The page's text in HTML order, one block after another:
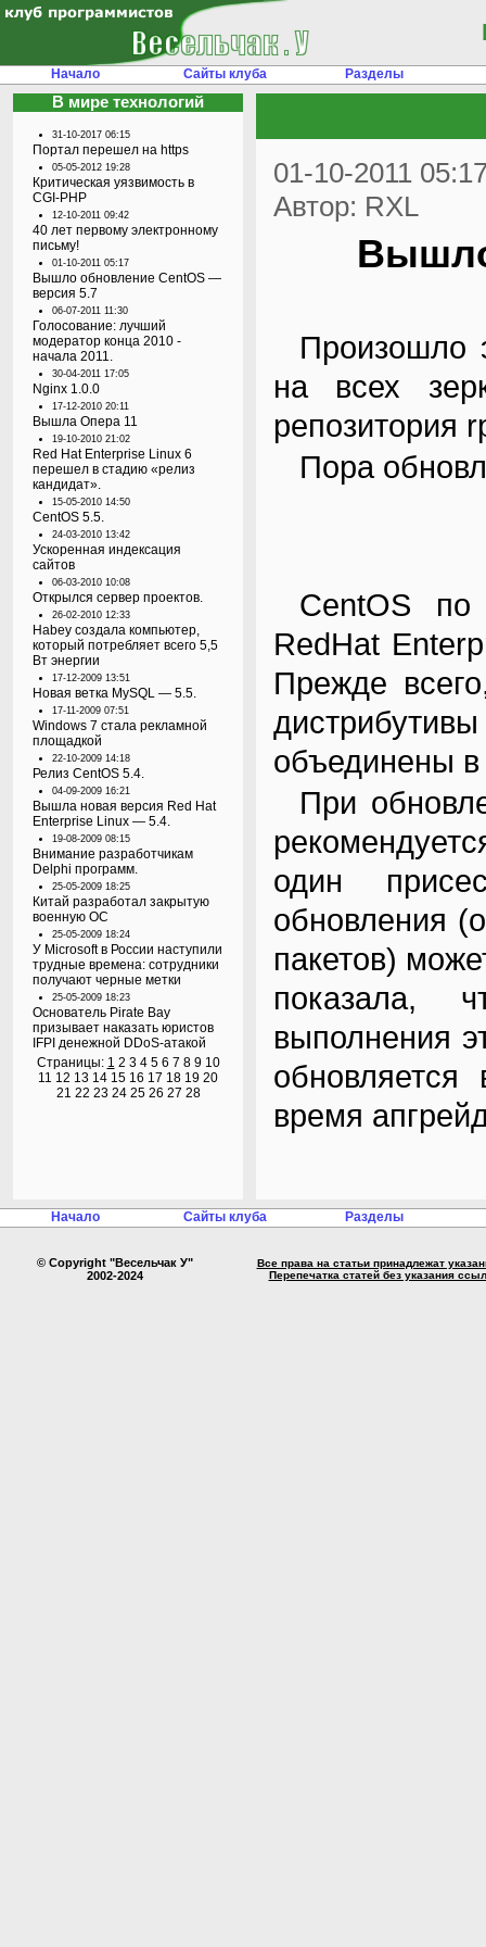
Начало Сайты клуба Разделы
В мире технологий
31-10-2017 06:15
Портал перешел на https
05-05-2012 19:28
Критическая уязвимость в
CGI-PHP
12-10-2011 09:42
40 лет первому электронному
письму!
01-10-2011 05:17
Вышло обновление CentOS —
версия 5.7
06-07-2011 11:30
Голосование: лучший
модератор конца 2010 -
начала 2011.
30-04-2011 17:05
Nginx 1.0.0
17-12-2010 20:11
Вышла Опера 11
19-10-2010 21:02
Red Hat Enterprise Linux 6
перешел в стадию «релиз
кандидат».
15-05-2010 14:50
CentOS 5.5.
24-03-2010 13:42
Ускоренная индексация
сайтов
06-03-2010 10:08
Открылся сервер проектов.
26-02-2010 12:33
Habey создала компьютер,
который потребляет всего 5,5
Вт энергии
17-12-2009 13:51
Новая ветка MySQL — 5.5.
17-11-2009 07:51
Windows 7 стала рекламной
площадкой
22-10-2009 14:18
Релиз CentOS 5.4.
04-09-2009 16:21
Вышла новая версия Red Hat
Enterprise Linux — 5.4.
19-08-2009 08:15
Внимание разработчикам
Delphi программ.
25-05-2009 18:25
Китай разработал закрытую
военную ОС
25-05-2009 18:24
У Microsoft в России наступили
трудные времена: сотрудники
получают черные метки
25-05-2009 18:23
Основатель Pirate Bay
призывает наказать юристов
IFPI денежной DDoS-атакой
Страницы: 1 2 3 4 5 6 7 8 9 10
11 12 13 14 15 16 17 18 19 20
21 22 23 24 25 26 27 28
01-10-2011
Автор: RXL
Произошло это 14 сентября и CentOS доступен
на всех
репозитория
Пора
CentOS по прежнему бинарно совместима с
RedHat
Прежде
объединены
При обновлении с более ранних версий CentOS
один
обновления
пакетов)
показала,
выполнения
время
Начало Сайты клуба Разделы
© Copyright "Весельчак У"
2002-2024
Все права на статьи принадлежат
Перепечатка статей без указания